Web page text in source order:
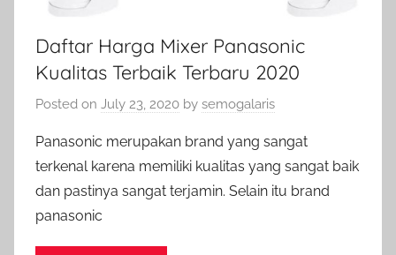
Daftar Harga Mixer Panasonic
Kualitas Terbaik Terbaru 2020
Posted on July 23, 2020 by semogalaris
Panasonic merupakan brand yang sangat
terkenal karena memiliki kualitas yang sangat baik
dan pastinya sangat terjamin. Selain itu brand
panasonic